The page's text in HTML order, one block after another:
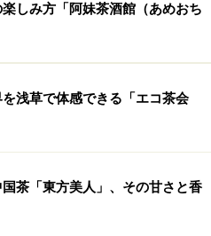
しみ方「阿妹茶酒館（あめおち
浅草で体感できる「エコ茶会
茶「東方美人」、その甘さと香